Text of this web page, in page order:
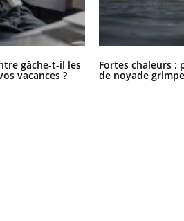
gâche-t-il les
vacances ?
Fortes chaleurs :
de noyade